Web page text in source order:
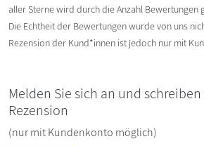
aller Sterne wird durch die Anzahl Bewertungen
Die Echtheit der Bewertungen wurde von uns
Rezension der Kund*innen ist jedoch nur mit
Melden Sie sich an und schreiben
Rezension
(nur mit Kundenkonto möglich)